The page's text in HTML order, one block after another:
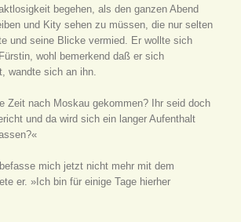
begehen, als den ganzen Abend
und Kity sehen zu müssen, die nur selten
und seine Blicke vermied. Er wollte sich
wohl bemerkend daß er sich
wandte sich an ihn.
Zeit nach Moskau gekommen? Ihr seid doch
und da wird sich ein langer Aufenthalt
mich jetzt nicht mehr mit dem
er. »Ich bin für einige Tage hierher